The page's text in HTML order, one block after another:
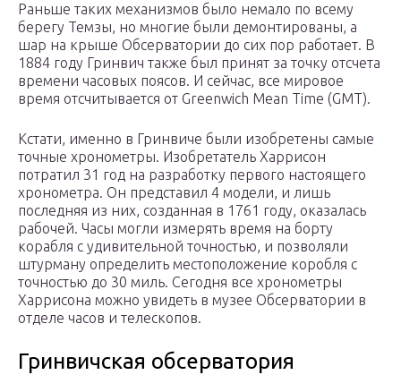
Раньше таких механизмов было немало по всему
берегу Темзы, но многие были демонтированы, а
шар на крыше Обсерватории до сих пор работает. В
1884 году Гринвич также был принят за точку отсчета
времени часовых поясов. И сейчас, все мировое
время отсчитывается от Greenwich Mean Time (GMT).
Кстати, именно в Гринвиче были изобретены самые
точные хронометры. Изобретатель Харрисон
потратил 31 год на разработку первого настоящего
хронометра. Он представил 4 модели, и лишь
последняя из них, созданная в 1761 году, оказалась
рабочей. Часы могли измерять время на борту
корабля с удивительной точностью, и позволяли
штурману определить местоположение коробля с
точностью до 30 миль. Сегодня все хронометры
Харрисона можно увидеть в музее Обсерватории в
отделе часов и телескопов.
Гринвичская обсерватория